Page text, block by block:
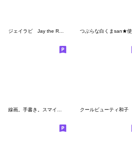
クールビューティ和子